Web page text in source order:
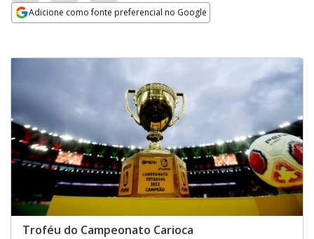
Adicione como fonte preferencial no Google
Troféu do Campeonato Carioca